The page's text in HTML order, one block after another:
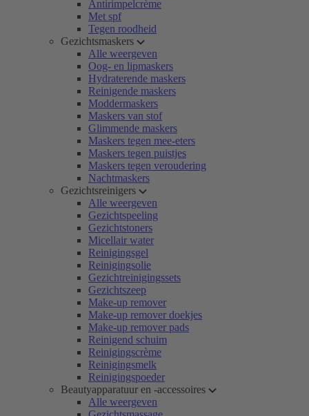
Antirimpelcrème
Met spf
Tegen roodheid
Gezichtsmaskers
Alle weergeven
Oog- en lipmaskers
Hydraterende maskers
Reinigende maskers
Moddermaskers
Maskers van stof
Glimmende maskers
Maskers tegen mee-eters
Maskers tegen puistjes
Maskers tegen veroudering
Nachtmaskers
Gezichtsreinigers
Alle weergeven
Gezichtspeeling
Gezichtstoners
Micellair water
Reinigingsgel
Reinigingsolie
Gezichtreinigingssets
Gezichtszeep
Make-up remover
Make-up remover doekjes
Make-up remover pads
Reinigend schuim
Reinigingscrème
Reinigingsmelk
Reinigingspoeder
Beautyapparatuur en -accessoires
Alle weergeven